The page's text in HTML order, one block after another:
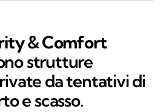
& Comfort
strutture
da tentativi di
e scasso.